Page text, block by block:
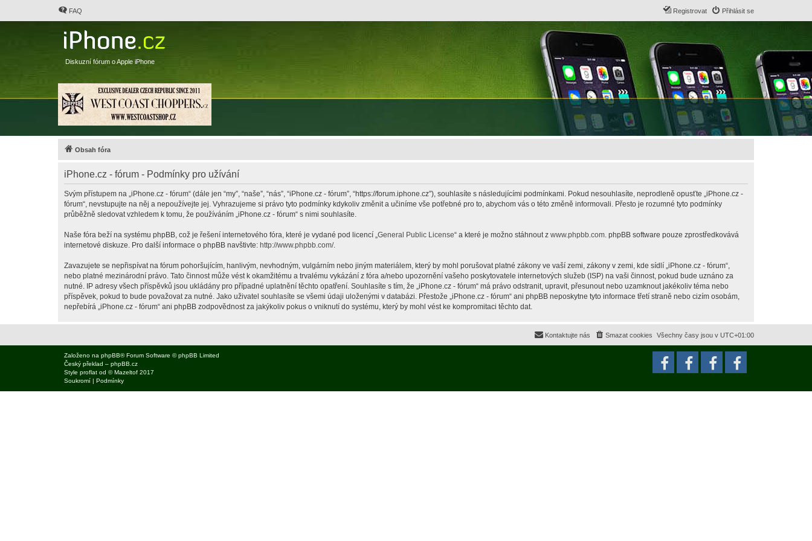
FAQ Přihlásit se
Registrovat
Diskuzní fórum o Apple iPhone
Obsah fóra
iPhone.cz - fórum - Podmínky pro užívání
Svým přístupem na „iPhone.cz - fórum“ (dále jen “my”, “naše”, “nás”, “iPhone.cz - fórum”, “https://forum.iphone.cz”), souhlasíte s následujícími podmínkami. Pokud nesouhlasíte, neprodleně opusťte „iPhone.cz -
fórum“, nevstupujte na něj a nepoužívejte jej. Vyhrazujeme si právo tyto podmínky kdykoliv změnit a učiníme vše potřebné pro to, abychom vás o této změně informovali. Přesto je rozumné tyto podmínky
průběžně sledovat vzhledem k tomu, že používáním „iPhone.cz - fórum“ s nimi souhlasíte.
Naše fóra beží na systému phpBB, což je řešení internetového fóra, které je vydané pod licencí „General Public License“ a které je možno stáhnout z www.phpbb.com. phpBB software pouze zprostředkovává
internetové diskuze. Pro další informace o phpBB navštivte: http://www.phpbb.com/.
Zavazujete se nepřispívat na fórum pohoršujícím, hanlivým, nevhodným, vulgárním nebo jiným materiálem, který by mohl porušovat platné zákony ve vaší zemi, zákony v zemi, kde sídlí „iPhone.cz - fórum“,
nebo platné mezinárodní právo. Tato činnost může vést k okamžitému a trvalému vykázání z fóra a/nebo upozornění vašeho poskytovatele internetových služeb (ISP) na vaši činnost, pokud bude uznáno za
nutné. IP adresy všech příspěvků jsou ukládány pro případné uplatnění těchto opatření. Souhlasíte s tím, že „iPhone.cz - fórum“ má právo odstranit, upravit, přesunout nebo uzamknout jakékoliv téma nebo
příspěvek, pokud to bude považovat za nutné. Jako uživatel souhlasíte se všemi údaji uloženými v databázi. Přestože „iPhone.cz - fórum“ ani phpBB neposkytne tyto informace třetí straně nebo cizím osobám,
nepřebírá „iPhone.cz - fórum“ ani phpBB zodpovědnost za jakýkoliv pokus o vniknutí do systému, který by mohl vést ke kompromitaci těchto dat.
Všechny časy jsou v UTC+01:00
Smazat cookies
Kontaktujte nás
Založeno na phpBB® Forum Software © phpBB Limited
Český překlad – phpBB.cz
Style proflat od ©Mazeltof 2017
Soukromí | Podmínky